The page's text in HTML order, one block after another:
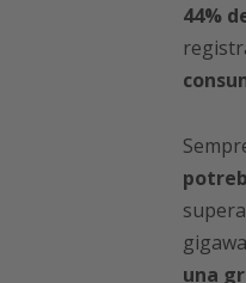
44%
una